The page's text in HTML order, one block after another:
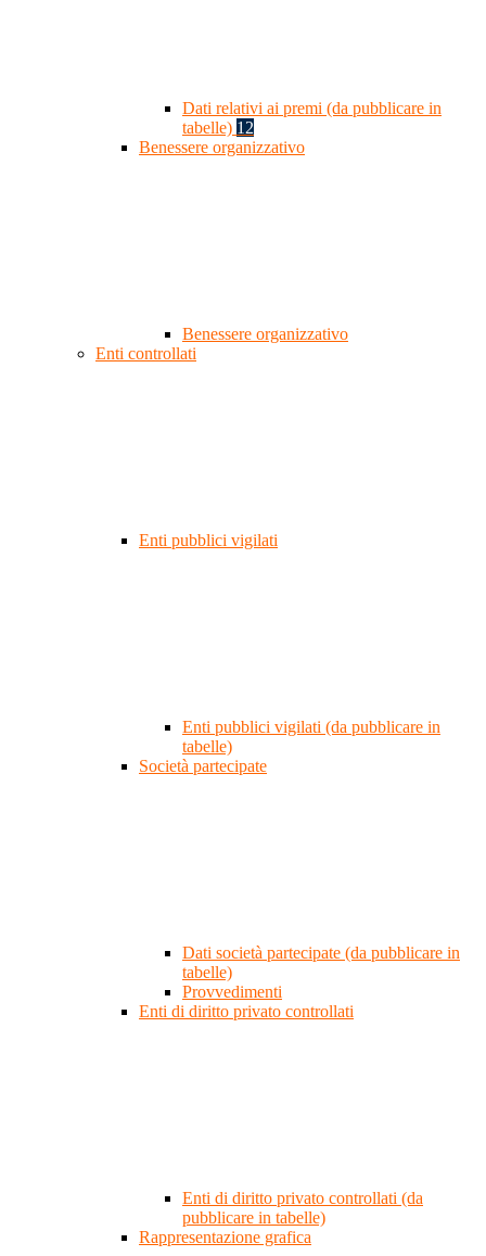
Dati relativi ai premi (da pubblicare in
tabelle) 12
Benessere organizzativo
Benessere organizzativo
Enti controllati
Enti pubblici vigilati
Enti pubblici vigilati (da pubblicare in
tabelle)
Società partecipate
Dati società partecipate (da pubblicare in
tabelle)
Provvedimenti
Enti di diritto privato controllati
Enti di diritto privato controllati (da
pubblicare in tabelle)
Rappresentazione grafica